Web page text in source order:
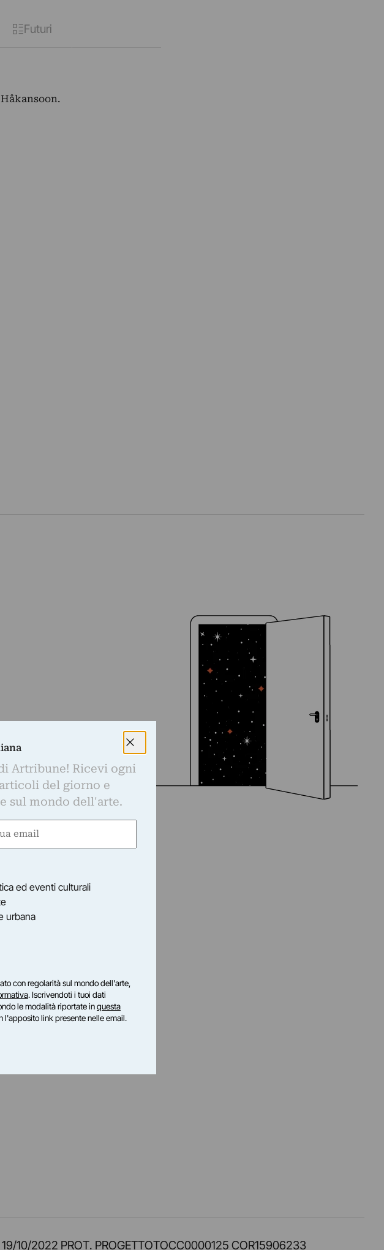
Futuri
10/2022 PROT. PROGETTOTOCC0000125 COR15906233
Artribune! Ricevi ogni
del giorno e
sul mondo dell'arte.
ed eventi culturali
urbana
con regolarità sul mondo dell'arte,
. Iscrivendoti i tuoi dati
le modalità riportate inquesta
l'apposito link presente nelle email.